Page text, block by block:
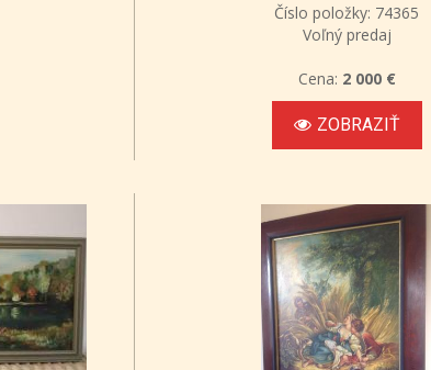
Číslo položky: 74365
Voľný predaj
Cena: 2 000 €
ZOBRAZIŤ